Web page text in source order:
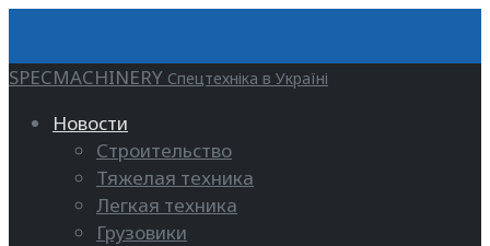
SPECMACHINERY Спецтехніка в Україні
Новости
Строительство
Тяжелая техника
Легкая техника
Грузовики